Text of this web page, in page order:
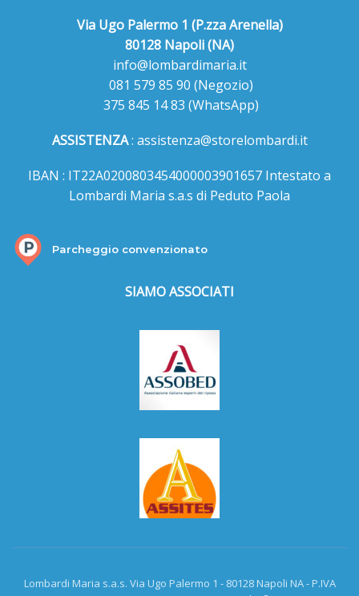
Via Ugo Palermo 1 (P.zza Arenella)
80128 Napoli (NA)
info@lombardimaria.it
081 579 85 90 (Negozio)
375 845 14 83 (WhatsApp)
ASSISTENZA: assistenza@storelombardi.it
IBAN : IT22A0200803454000003901657 Intestato a
Lombardi Maria s.a.s di Peduto Paola
Parcheggio convenzionato
SIAMO ASSOCIATI
Lombardi Maria s.a.s. Via Ugo Palermo 1 - 80128 Napoli NA - P.IVA